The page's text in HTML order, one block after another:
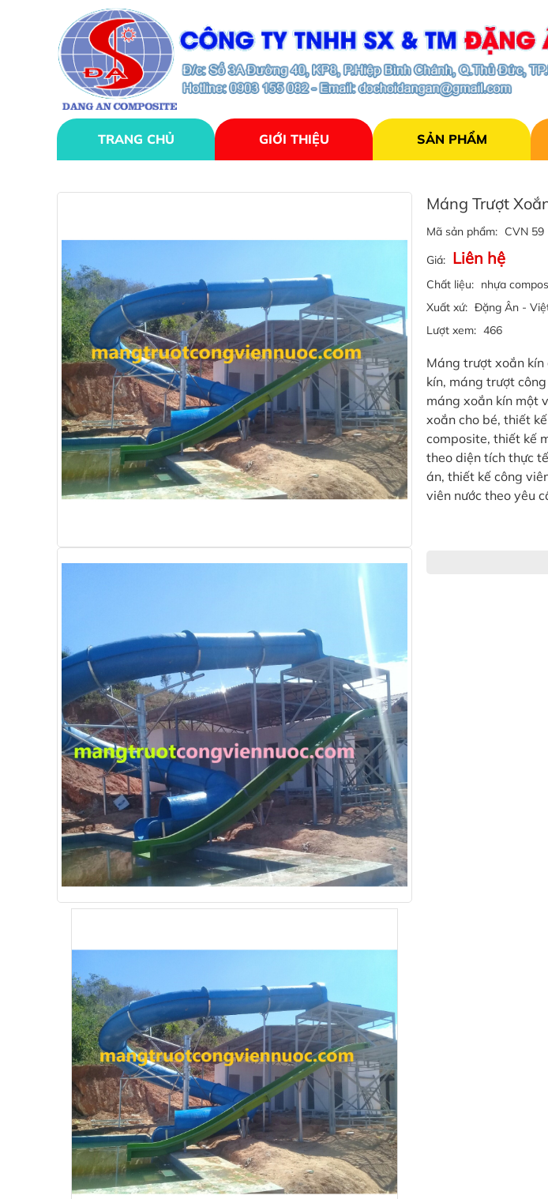
TRANG CHỦ GIỚI THIỆU SẢN PHẨM
Máng Trượt
Mã sản phẩm: CVN 59
Giá: Liên hệ
Chất liệu: nhựa
Xuất xứ: Đặng Ân -
Lượt xem: 466
Máng trượt xoắn kín
kín, máng trượt
máng xoắn kín một
xoắn cho bé, thiết
composite, thiết kế
theo diện tích thực
án, thiết kế công
viên nước theo yêu